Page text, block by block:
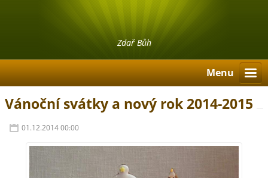
Zdař Bůh
Menu
Vánoční svátky a nový rok 2014-2015
01.12.2014 00:00